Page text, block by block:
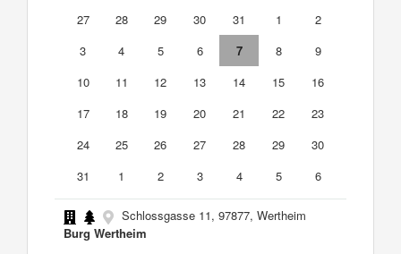
27
28 29 30 31 1
2
3
4 5 6 7 8
9
10
11 12 13 14 15
16
17
18 19 20 21 22
23
24
25 26 27 28 29
30
31
1 2 3 4 5 6
Schlossgasse 11, 97877, Wertheim
Burg Wertheim